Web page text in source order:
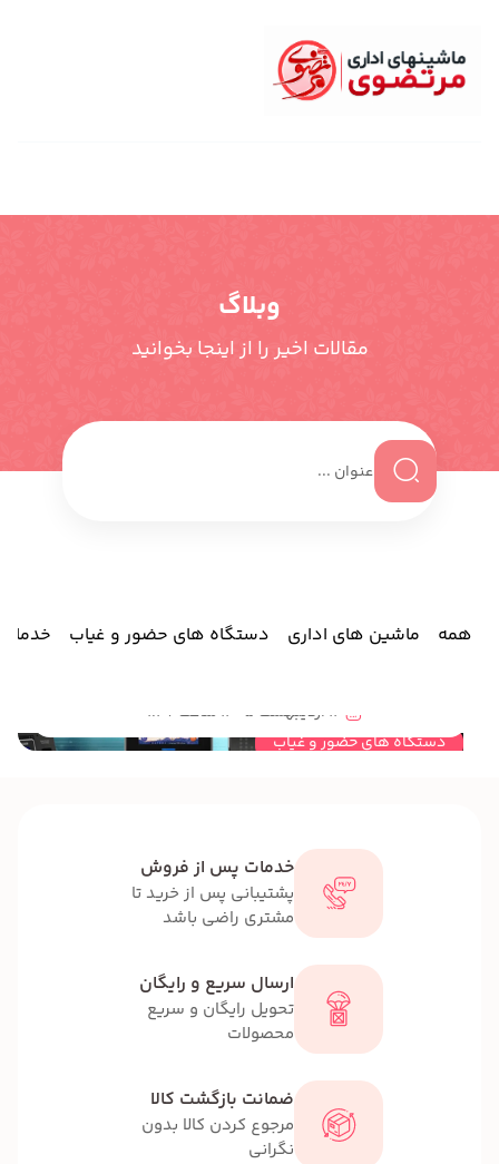
وبلاگ
مقالات اخیر را از اینجا بخوانید
همه ماشین های اداری دستگاه های حضور و غیاب خدمات
دستگاه های حضور و غیاب
13 اردیبهشت 1405 ساعت 01:36
خدمات پس از فروش
پشتیبانی پس از خرید تا
مشتری راضی باشد
ارسال سریع و رایگان
تحویل رایگان و سریع
محصولات
ضمانت بازگشت کالا
مرجوع کردن کالا بدون
نگرانی